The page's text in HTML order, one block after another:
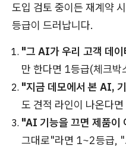
도입 검토 중이든 재계약
등급이 드러납니다.
"그 AI가 우리 고객 데
만 한다면 1등급(체크박
"지금 데모에서 본 AI,
도 견적 라인이 나온다
"AI 기능을 끄면 제품이
그대로"라면 1~2등급, "